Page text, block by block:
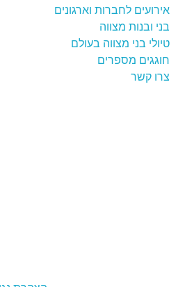
אירועים לחברות וארגונים
בני ובנות מצווה
טיולי בני מצווה בעולם
חוגגים מספרים
צרו קשר